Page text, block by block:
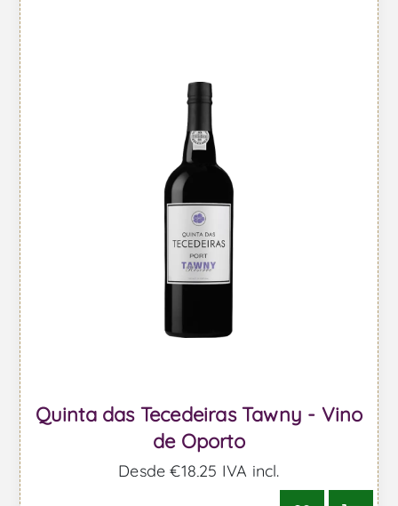
Quinta das Tecedeiras Tawny - Vino
de Oporto
Desde €18,25 IVA incl.